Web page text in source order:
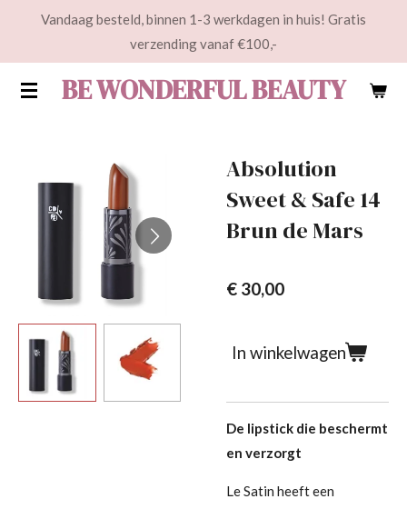
de
BE WONDERFUL BEAUTY
Vandaag besteld, binnen 1-3 werkdagen in huis! Gratis
verzending vanaf €100,-
Absolution
Sweet & Safe 14
Brun de Mars
€ 30,00
In winkelwagen
De lipstick die beschermt
en verzorgt
Le Satin heeft een